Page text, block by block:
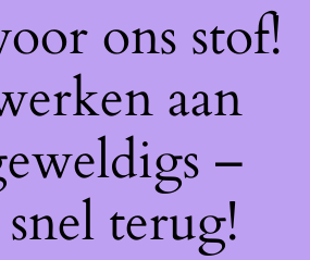
ons stof!
aan
–
terug!